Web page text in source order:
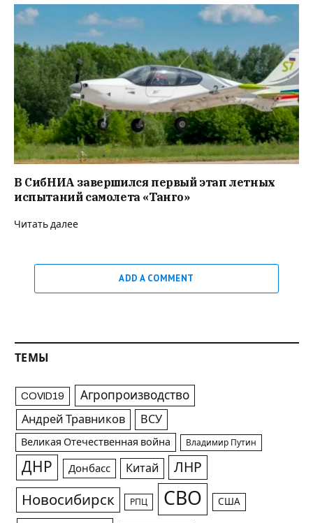
В СибНИА завершился первый этап летных
испытаний самолета «Танго»
Читать далее
ADD A COMMENT
ТЕМЫ
COVID19 Агропроизводство
Андрей Травников ВСУ
Великая Отечественная война Владимир Путин
ДНР Донбасс Китай ЛНР
Новосибирск РПЦ СВО США